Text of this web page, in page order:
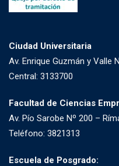
Ciudad Universitaria
Av. Enrique Guzmán y Valle
Central: 3133700
Facultad de Ciencias
Av. Pío Sarobe Nº 200 –
Teléfono: 3821313
Escuela de Posgrado: